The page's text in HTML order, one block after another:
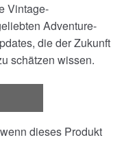
Vintage-
Adventure-
die der Zukunft
schätzen wissen.
dieses Produkt